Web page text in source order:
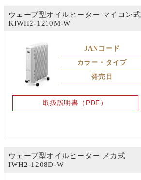
ウェーブ型オイルヒーター マイコン式
KIWH2-1210M-W
JANコード
カラー・タイプ
発売日
取扱説明書（PDF）
ウェーブ型オイルヒーター メカ式
IWH2-1208D-W